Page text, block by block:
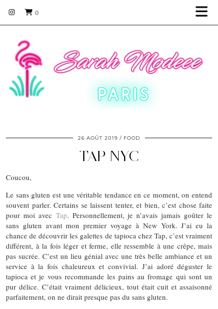
0
26 AOÛT 2019 FOOD
TAP NYC
Coucou,
Le sans gluten est une véritable tendance en ce moment, on entend
souvent parler. Certains se laissent tenter, et bien, c’est chose faite
pour moi avec Tap. Personnellement, je n’avais jamais goûter le
sans gluten avant mon premier voyage à New York. J’ai eu la
chance de découvrir les galettes de tapioca chez Tap, c’est vraiment
différent, à la fois léger et ferme, elle ressemble à une crêpe, mais
pas sucrée. C’est un lieu génial avec une très belle ambiance et un
service à la fois chaleureux et convivial. J’ai adoré déguster le
tapioca et je vous recommande les pains au fromage qui sont un
pur délice. C’était vraiment délicieux, tout était cuit et assaisonné
parfaitement, on ne dirait presque pas du sans gluten.